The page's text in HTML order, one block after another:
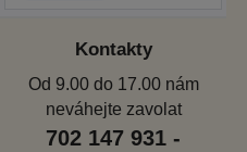
Kontakty
Od 9.00 do 17.00 nám
neváhejte zavolat
702 147 931 -